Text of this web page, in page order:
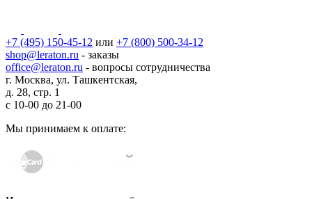
+7 (495) 150-45-12 или +7 (800) 500-34-12
shop@leraton.ru - заказы
office@leraton.ru - вопросы сотрудничества
г. Москва, ул. Ташкентская,
д. 28, стр. 1
с 10-00 до 21-00
Мы принимаем к оплате: